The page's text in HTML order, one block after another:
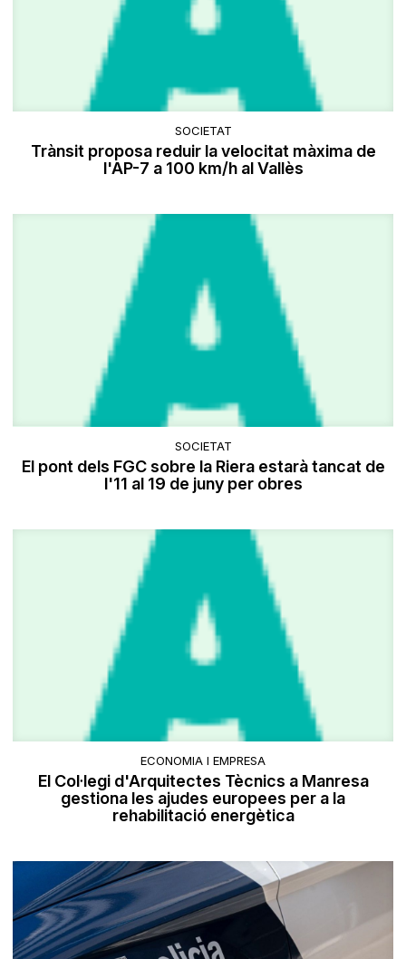
SOCIETAT
Trànsit proposa reduir la velocitat màxima de
l'AP-7 a 100 km/h al Vallès
SOCIETAT
El pont dels FGC sobre la Riera estarà tancat de
l'11 al 19 de juny per obres
ECONOMIA I EMPRESA
El Col·legi d'Arquitectes Tècnics a Manresa
gestiona les ajudes europees per a la
rehabilitació energètica